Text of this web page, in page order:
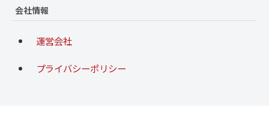
会社情報
運営会社
プライバシーポリシー